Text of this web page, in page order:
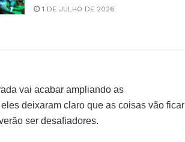
1 DE JULHO DE 2026
vai acabar ampliando as
deixaram claro que as coisas vão ficar
ser desafiadores.